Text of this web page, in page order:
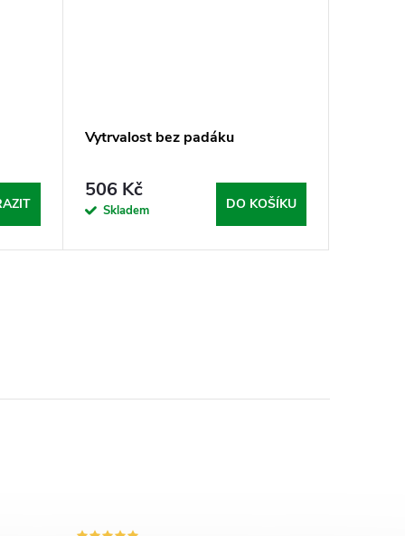
Vytrvalost bez padáku
506 Kč
Skladem DO KOŠÍKU